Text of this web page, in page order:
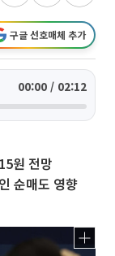
구글 선호매체 추가
00:00 / 02:12
원 전망
순매도 영향